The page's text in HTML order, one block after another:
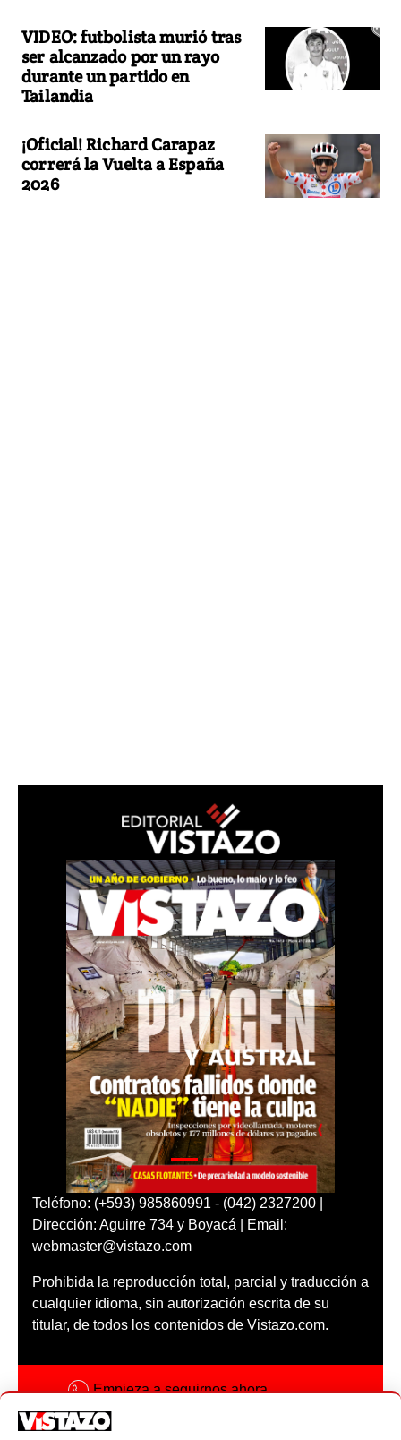
VIDEO: futbolista murió tras
ser alcanzado por un rayo
durante un partido en
Tailandia
¡Oficial! Richard Carapaz
correrá la Vuelta a España
2026
Teléfono: (+593) 985860991 - (042) 2327200 |
Dirección: Aguirre 734 y Boyacá | Email:
webmaster@vistazo.com
Prohibida la reproducción total, parcial y traducción a
cualquier idioma, sin autorización escrita de su
titular, de todos los contenidos de Vistazo.com.
Empieza a seguirnos ahora